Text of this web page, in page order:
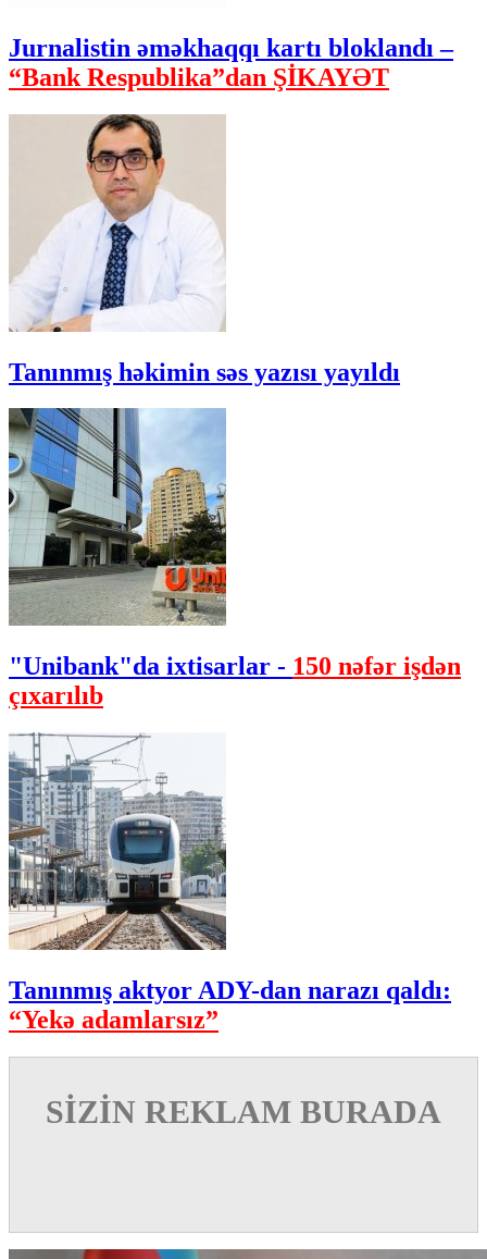
Jurnalistin əməkhaqqı kartı bloklandı –
“Bank Respublika”dan ŞİKAYƏT
Tanınmış həkimin səs yazısı yayıldı
"Unibank"da ixtisarlar - 150 nəfər işdən
çıxarılıb
Tanınmış aktyor ADY-dan narazı qaldı:
“Yekə adamlarsız”
SİZİN REKLAM BURADA